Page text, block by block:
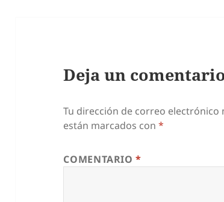
Deja un
Tu dirección de correo electrónico
están marcados con*
COMENTARIO*